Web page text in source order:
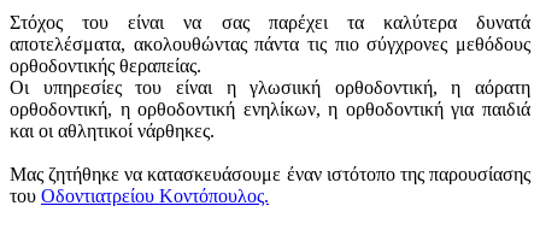
Στόχος του είναι να σας παρέχει τα καλύτερα δυνατά
αποτελέσματα, ακολουθώντας πάντα τις πιο σύγχρονες μεθόδους
ορθοδοντικής θεραπείας.
Οι υπηρεσίες του είναι η γλωσιική ορθοδοντική, η αόρατη
ορθοδοντική, η ορθοδοντική ενηλίκων, η ορθοδοντική για παιδιά
και οι αθλητικοί νάρθηκες.
Μας ζητήθηκε να κατασκευάσουμε έναν ιστότοπο της παρουσίασης
του Οδοντιατρείου Κοντόπουλος.